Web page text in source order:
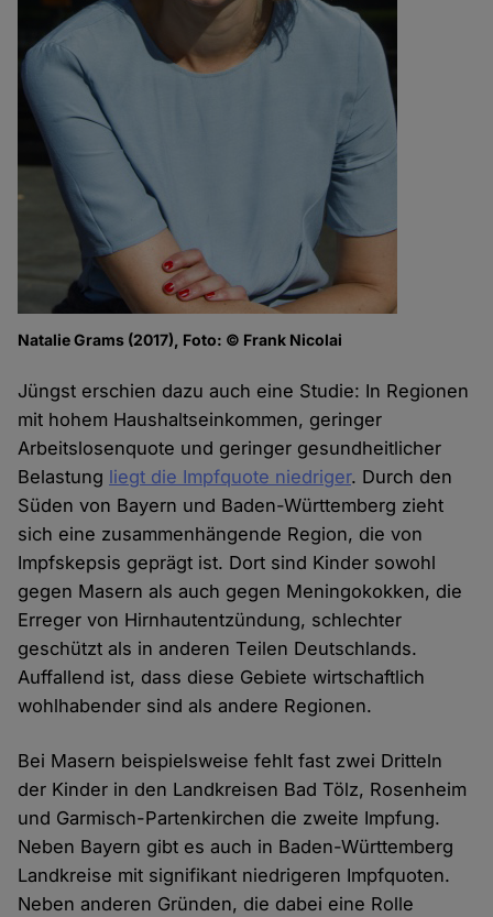
Natalie Grams (2017), Foto: © Frank Nicolai
Jüngst erschien dazu auch eine Studie: In Regionen
mit hohem Haushaltseinkommen, geringer
Arbeitslosenquote und geringer gesundheitlicher
Belastung liegt die Impfquote niedriger. Durch den
Süden von Bayern und Baden-Württemberg zieht
sich eine zusammenhängende Region, die von
Impfskepsis geprägt ist. Dort sind Kinder sowohl
gegen Masern als auch gegen Meningokokken, die
Erreger von Hirnhautentzündung, schlechter
geschützt als in anderen Teilen Deutschlands.
Auffallend ist, dass diese Gebiete wirtschaftlich
wohlhabender sind als andere Regionen.
Bei Masern beispielsweise fehlt fast zwei Dritteln
der Kinder in den Landkreisen Bad Tölz, Rosenheim
und Garmisch-Partenkirchen die zweite Impfung.
Neben Bayern gibt es auch in Baden-Württemberg
Landkreise mit signifikant niedrigeren Impfquoten.
Neben anderen Gründen, die dabei eine Rolle